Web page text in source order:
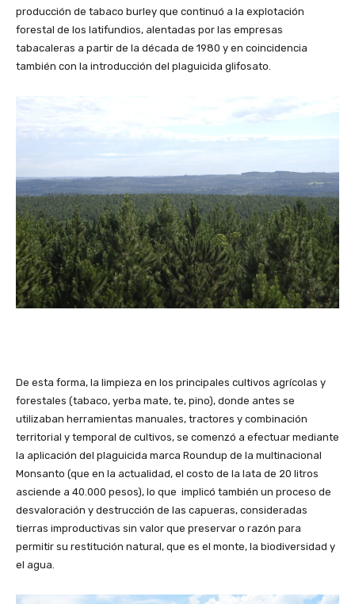
producción de tabaco burley que continuó a la explotación
forestal de los latifundios, alentadas por las empresas
tabacaleras a partir de la década de 1980 y en coincidencia
también con la introducción del plaguicida glifosato.
De esta forma, la limpieza en los principales cultivos agrícolas y
forestales (tabaco, yerba mate, te, pino), donde antes se
utilizaban herramientas manuales, tractores y combinación
territorial y temporal de cultivos, se comenzó a efectuar mediante
la aplicación del plaguicida marca Roundup de la multinacional
Monsanto (que en la actualidad, el costo de la lata de 20 litros
asciende a 40.000 pesos), lo que implicó también un proceso de
desvaloración y destrucción de las capueras, consideradas
tierras improductivas sin valor que preservar o razón para
permitir su restitución natural, que es el monte, la biodiversidad y
el agua.